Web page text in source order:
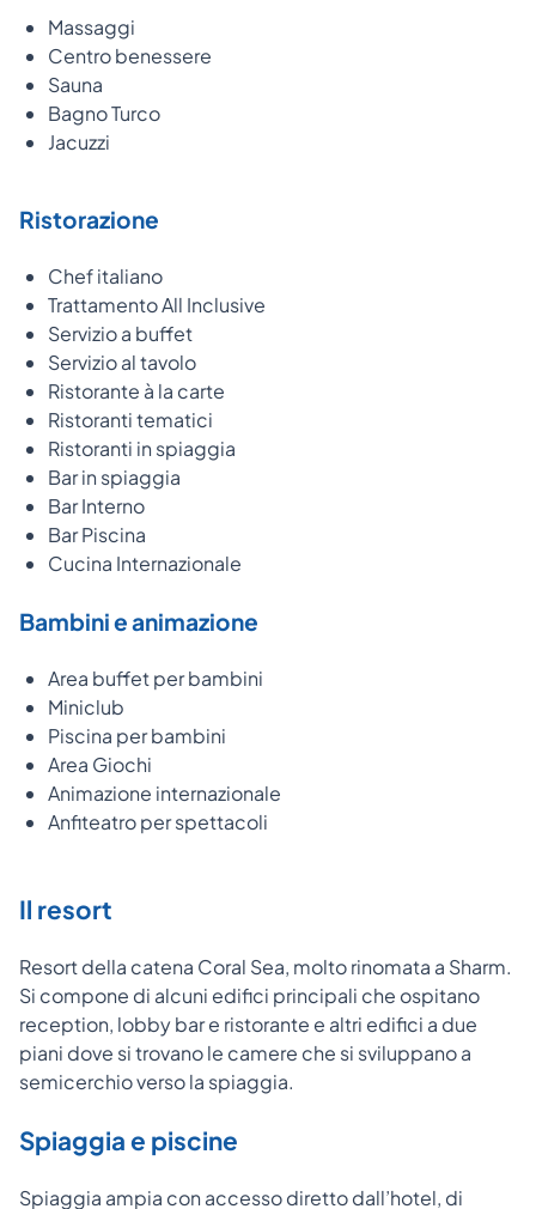
Massaggi
Centro benessere
Sauna
Bagno Turco
Jacuzzi
Ristorazione
Chef italiano
Trattamento All Inclusive
Servizio a buffet
Servizio al tavolo
Ristorante à la carte
Ristoranti tematici
Ristoranti in spiaggia
Bar in spiaggia
Bar Interno
Bar Piscina
Cucina Internazionale
Bambini e animazione
Area buffet per bambini
Miniclub
Piscina per bambini
Area Giochi
Animazione internazionale
Anfiteatro per spettacoli
Il resort
Resort della catena Coral Sea, molto rinomata a Sharm.
Si compone di alcuni edifici principali che ospitano
reception, lobby bar e ristorante e altri edifici a due
piani dove si trovano le camere che si sviluppano a
semicerchio verso la spiaggia.
Spiaggia e piscine
Spiaggia ampia con accesso diretto dall’hotel, di